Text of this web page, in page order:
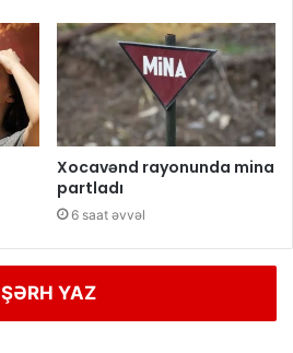
Xocavənd rayonunda mina
partladı
6 saat əvvəl
ŞƏRH YAZ